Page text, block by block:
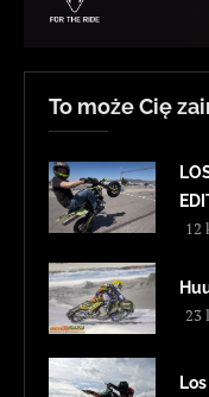
To może Cię
12
23